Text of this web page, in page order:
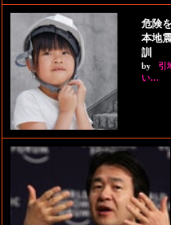
危険
本地
訓
by
引
い…